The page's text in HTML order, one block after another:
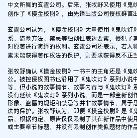
中文所属的玄霆公司。后来，张牧野又使用《鬼
创作了《摸金校尉》，由先锋出版公司授权群言
玄霆公司认为，《摸金校尉》大量使用《鬼吹灯
系、盗墓方法、禁忌等独创性表达要素，侵犯了
对原著进行演绎的权利。玄霆公司还表示，若人
素未能获得著作权法的保护，则要求获得反不正
张牧野确认《摸金校尉》一书中的主角还是《鬼
公。被控侵权图书也沿用了《鬼吹灯》系列小说
等，但小说的故事情节、故事内容与《鬼吹灯》
没有延续《鬼吹灯》系列小说，而是一部全新创
形象、盗墓的规矩和禁忌等并非故事情节，属于
法的保护。张牧野认为，即便《摸金校尉》是《
品，根据约定，原告仅仅限制了其在新作品中使
或主要章节标题，并没有限制创作类似题材的作品